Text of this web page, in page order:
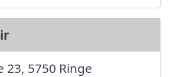
23, 5750 Ringe